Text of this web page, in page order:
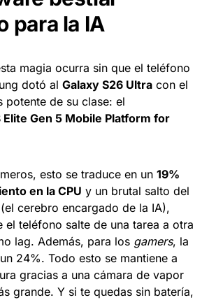
para la IA
magia ocurra sin que el teléfono
dotó al Galaxy S26 Ultra con el
potente de su clase: el
Gen 5 Mobile Platform for
esto se traduce en un 19%
en la CPU y un brutal salto del
(el cerebro encargado de la IA),
el teléfono salte de una tarea a otra
lag. Además, para los gamers, la
24%. Todo esto se mantiene a
gracias a una cámara de vapor
grande. Y si te quedas sin batería,